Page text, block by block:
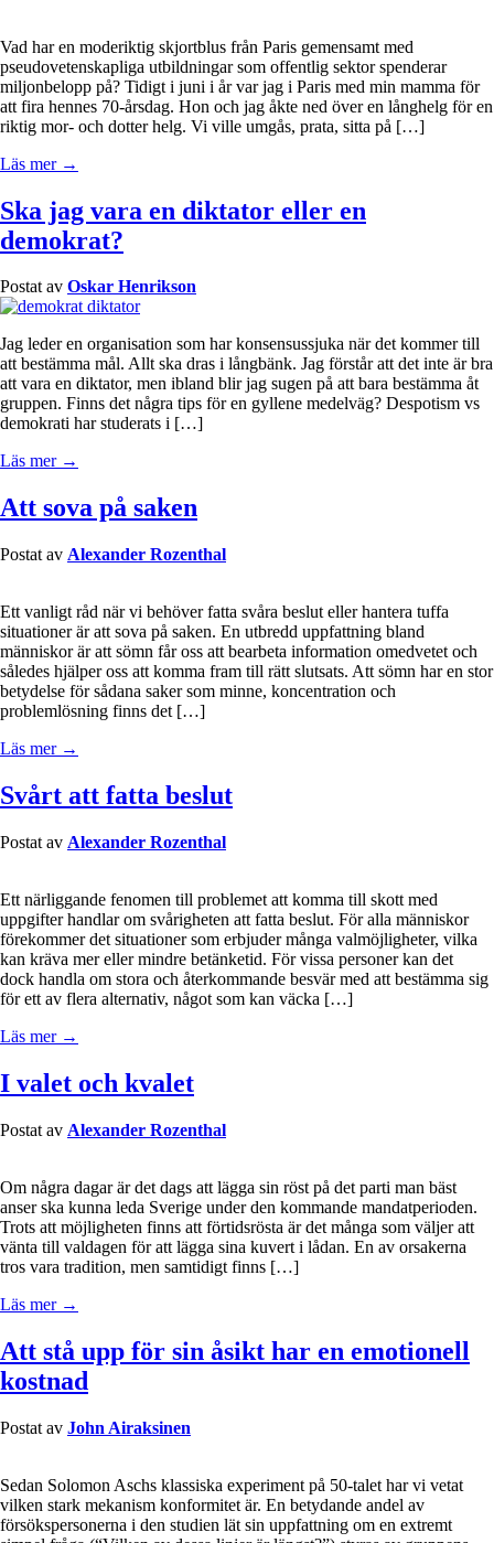
Vad har en moderiktig skjortblus från Paris gemensamt med
pseudovetenskapliga utbildningar som offentlig sektor spenderar
miljonbelopp på? Tidigt i juni i år var jag i Paris med min mamma för
att fira hennes 70-årsdag. Hon och jag åkte ned över en långhelg för en
riktig mor- och dotter helg. Vi ville umgås, prata, sitta på […]
Läs mer →
Ska jag vara en diktator eller en
demokrat?
Postat av Oskar Henrikson
Jag leder en organisation som har konsensussjuka när det kommer till
att bestämma mål. Allt ska dras i långbänk. Jag förstår att det inte är bra
att vara en diktator, men ibland blir jag sugen på att bara bestämma åt
gruppen. Finns det några tips för en gyllene medelväg? Despotism vs
demokrati har studerats i […]
Läs mer →
Att sova på saken
Postat av Alexander Rozenthal
Ett vanligt råd när vi behöver fatta svåra beslut eller hantera tuffa
situationer är att sova på saken. En utbredd uppfattning bland
människor är att sömn får oss att bearbeta information omedvetet och
således hjälper oss att komma fram till rätt slutsats. Att sömn har en stor
betydelse för sådana saker som minne, koncentration och
problemlösning finns det […]
Läs mer →
Svårt att fatta beslut
Postat av Alexander Rozenthal
Ett närliggande fenomen till problemet att komma till skott med
uppgifter handlar om svårigheten att fatta beslut. För alla människor
förekommer det situationer som erbjuder många valmöjligheter, vilka
kan kräva mer eller mindre betänketid. För vissa personer kan det
dock handla om stora och återkommande besvär med att bestämma sig
för ett av flera alternativ, något som kan väcka […]
Läs mer →
I valet och kvalet
Postat av Alexander Rozenthal
Om några dagar är det dags att lägga sin röst på det parti man bäst
anser ska kunna leda Sverige under den kommande mandatperioden.
Trots att möjligheten finns att förtidsrösta är det många som väljer att
vänta till valdagen för att lägga sina kuvert i lådan. En av orsakerna
tros vara tradition, men samtidigt finns […]
Läs mer →
Att stå upp för sin åsikt har en emotionell
kostnad
Postat av John Airaksinen
Sedan Solomon Aschs klassiska experiment på 50-talet har vi vetat
vilken stark mekanism konformitet är. En betydande andel av
försökspersonerna i den studien lät sin uppfattning om en extremt